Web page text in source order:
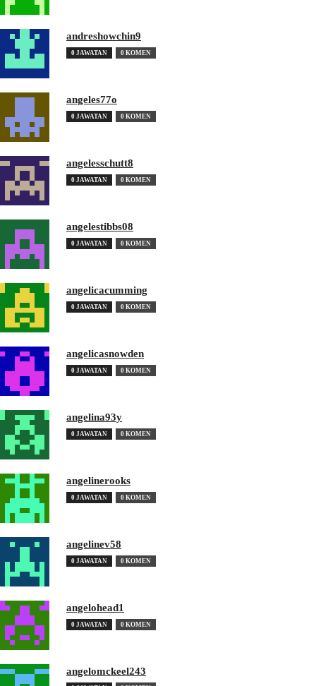
andreshowchin9
0 JAWATAN 0 KOMEN
angeles77o
0 JAWATAN 0 KOMEN
angelesschutt8
0 JAWATAN 0 KOMEN
angelestibbs08
0 JAWATAN 0 KOMEN
angelicacumming
0 JAWATAN 0 KOMEN
angelicasnowden
0 JAWATAN 0 KOMEN
angelina93y
0 JAWATAN 0 KOMEN
angelinerooks
0 JAWATAN 0 KOMEN
angelinev58
0 JAWATAN 0 KOMEN
angelohead1
0 JAWATAN 0 KOMEN
angelomckeel243